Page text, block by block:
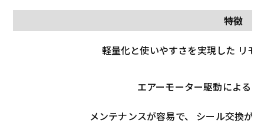
特徴
軽量化と使いやすさを実現した リモ
エアーモーター駆動による
メンテナンスが容易で、 シール交換が